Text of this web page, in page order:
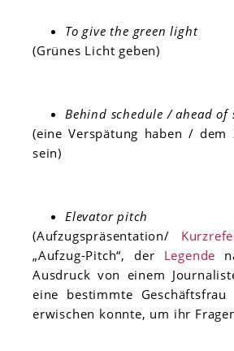
To give the green light
(Grünes Licht geben)
Behind schedule / ahead of
(eine Verspätung haben / dem
sein)
Elevator pitch
(Aufzugspräsentation/
„Aufzug-Pitch“, der Legende
Ausdruck von einem
eine bestimmte
erwischen konnte, um ihr